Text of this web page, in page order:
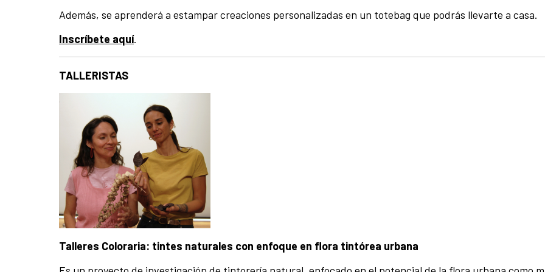
Además, se aprenderá a estampar creaciones personalizadas en un totebag que podrás llevarte a casa.
Inscríbete aquí.
TALLERISTAS
Talleres Coloraria: tintes naturales con enfoque en flora tintórea urbana